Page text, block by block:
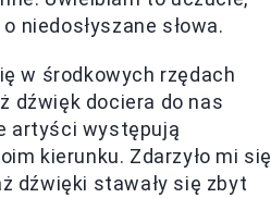
niedosłyszane słowa.
w środkowych rzędach
dźwięk dociera do nas
artyści występują
kierunku. Zdarzyło mi się
dźwięki stawały się zbyt